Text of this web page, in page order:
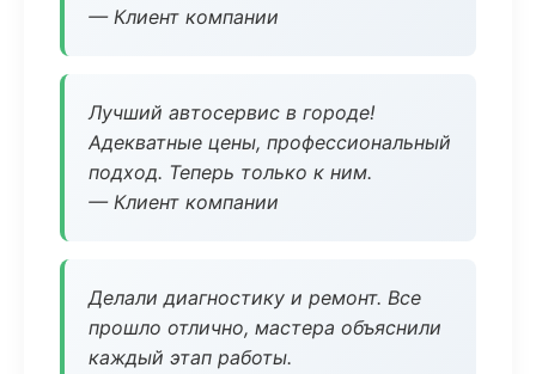
— Клиент компании
Лучший автосервис в городе!
Адекватные цены, профессиональный
подход. Теперь только к ним.
— Клиент компании
Делали диагностику и ремонт. Все
прошло отлично, мастера объяснили
каждый этап работы.